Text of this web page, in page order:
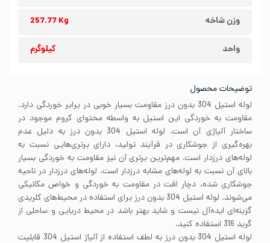
وزن شاخه 257.77 Kg
واحد کیلوگرم
توضیحات محصول
لوله استیل 304 بدون درز مقاومت بسیار خوبی در برابر خوردگی دارد.
مقاومت به خوردگی این استیل به واسطه محتوای کروم موجود در
ساختار آلیاژی آن است. لوله استیل 304 بدون درز به دلیل عدم
بهره‌گیری از جوشکاری در فرآیند تولید، دارای برتری‌هایی نسبت به
لوله‌های درزدار است. مهم‌ترین برتری آن نیز مقاومت به خوردگی بسیار
بالای آن نسبت به لوله‌های مشابه درزدار است. لوله‌های درزدار در ناحیه
جوشکاری شده، دچار افت در مقاومت به خوردگی و خواص مکانیکی
می‌شوند. لوله استیل 304 بدون درز برای استفاده در محیط‌های کلریدی
گزینه‌ای ایده‌آل نیست و شاید بهتر باشد در محیط دریایی و ساحلی از
گرید 316 استفاده کنید.
لوله استیل 304 بدون درز به لطف استفاده از آلیاژ استیل 304 قابلیت